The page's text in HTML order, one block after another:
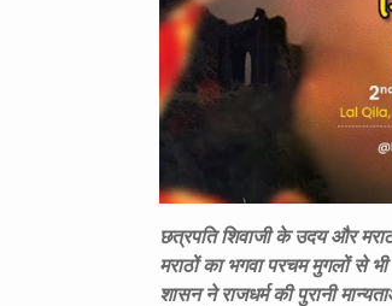
छत्रपति शिवाजी के उदय और
मराठों का भगवा परचम मुगलों से
शासन ने राजधर्म की पुरानी